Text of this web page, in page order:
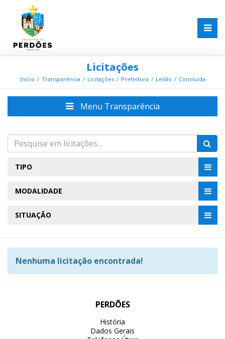
Licitações
Início Transparência Licitações Prefeitura Leilão Concluída
Menu Transparência
TIPO
MODALIDADE
SITUAÇÃO
Nenhuma licitação encontrada!
PERDÕES
História
Dados Gerais